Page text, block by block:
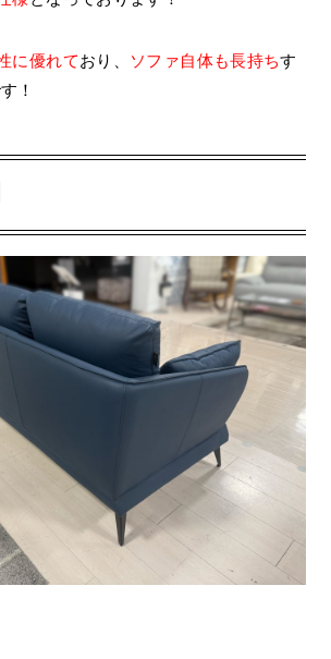
に優れており、 ソファ自体も長持ちす
！